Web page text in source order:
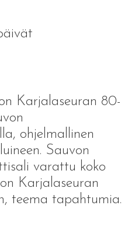
Karjalaseuran 80-
ohjelmallinen
Sauvon
varattu koko
Karjalaseuran
teema tapahtumia.